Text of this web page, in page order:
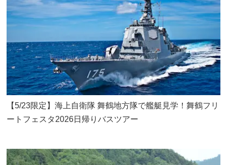
【5/23限定】海上自衛隊 舞鶴地方隊で艦艇見学！舞鶴フリ
ートフェスタ2026日帰りバスツアー